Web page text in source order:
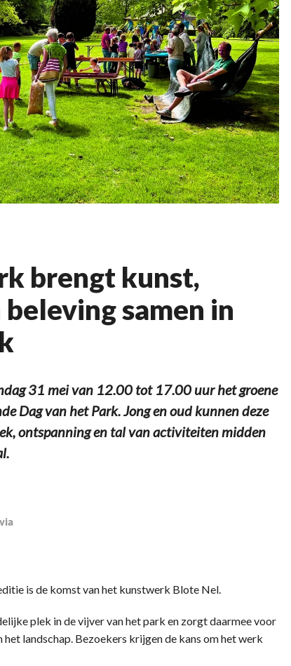
brengt kunst,
samen in
31 mei van 12.00 tot 17.00 uur het groene
Dag van het Park. Jong en oud kunnen deze
ontspanning en tal van activiteiten midden
is de komst van het kunstwerk Blote Nel.
plek in de vijver van het park en zorgt daarmee voor
landschap. Bezoekers krijgen de kans om het werk